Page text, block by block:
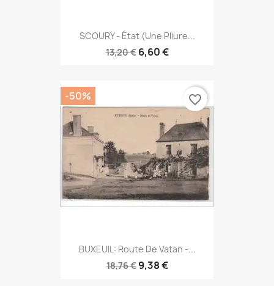
SCOURY - État (une Pliure...
13,20 € 6,60 €
BUXEUIL: Route De Vatan -...
18,76 € 9,38 €
-50% favorite_border